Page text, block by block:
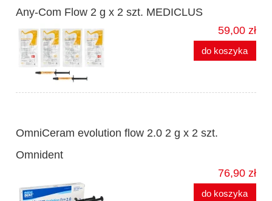
Any-Com Flow 2 g x 2 szt. MEDICLUS
59,00 zł
do koszyka
OmniCeram evolution flow 2.0 2 g x 2 szt.
Omnident
76,90 zł
do koszyka